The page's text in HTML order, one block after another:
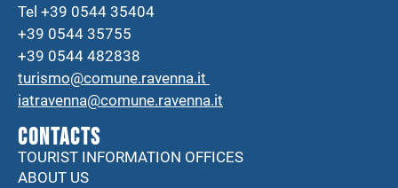
Tel +39 0544 35404
+39 0544 35755
+39 0544 482838
turismo@comune.ravenna.it
iatravenna@comune.ravenna.it
CONTACTS
TOURIST INFORMATION OFFICES
ABOUT US